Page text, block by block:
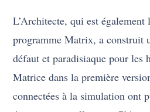
L’Architecte, qui est également
programme Matrix, a construit
défaut et paradisiaque pour les
Matrice dans la première
connectées à la simulation ont